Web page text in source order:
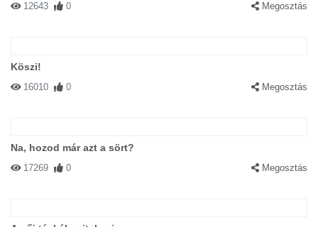
12643 0 Megosztás
Köszi!
16010 0 Megosztás
Na, hozod már azt a sört?
17269 0 Megosztás